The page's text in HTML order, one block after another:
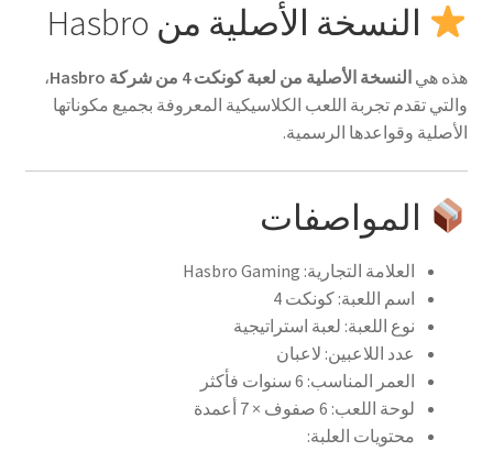
النسخة الأصلية من Hasbro
هذه هي النسخة الأصلية من لعبة كونكت 4 من شركة Hasbro
،
والتي تقدم تجربة اللعب الكلاسيكية المعروفة بجميع مكوناتها
الأصلية وقواعدها الرسمية.
المواصفات
العلامة التجارية: Hasbro Gaming
اسم اللعبة: كونكت 4
نوع اللعبة: لعبة استراتيجية
عدد اللاعبين: لاعبان
العمر المناسب: 6 سنوات فأكثر
لوحة اللعب: 6 صفوف × 7 أعمدة
محتويات العلبة: